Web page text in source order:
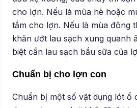
cho lợn. Nếu là mùa hè hoặc
tắm cho lợn. Nếu là mùa đông
khăn ướt lau sạch xung quanh
biệt cần lau sạch bầu sữa của
Chuẩn bị cho lợn con
Chuẩn bị một số vật dụng lót ổ